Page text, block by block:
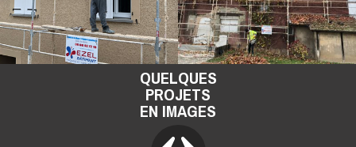
QUELQUES
PROJETS
EN IMAGES